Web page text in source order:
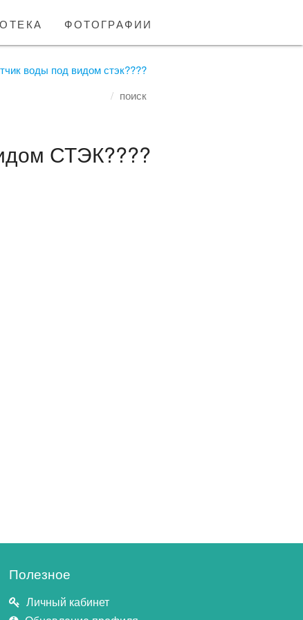
фотографии
воды под видом стэк????
поиск
СТЭК????
Полезное
Личный кабинет